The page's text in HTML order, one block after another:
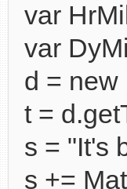
var
var
d = new
t =
s = "It's
s +=